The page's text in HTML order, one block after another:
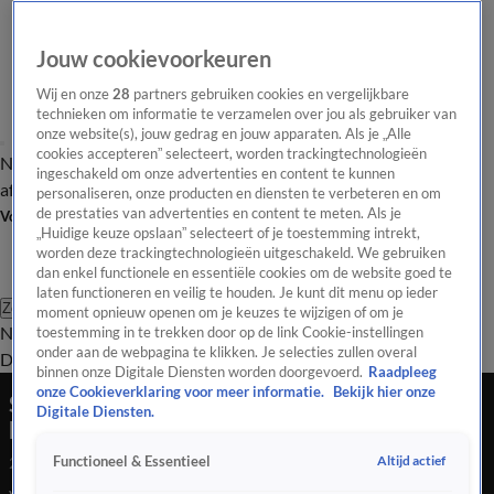
Nieuws van de DagOpinie van de Dag Onze categorieën Laatste
afleveringVideo's Nieuws van de Dag Podcast
Volg Nieuws van de Dag
Zoeken
Nieuws van de DagOpinie van de
Dag
Video'sUitzendingen PodcastPanelContact
Spanje zegt ‘genoeg’ tegen massatoerisme: 'Ik
heb hier buikpijn van'
20 mei 2025, 19:06
Jouw cookievoorkeuren
Wij en onze28 partners gebruiken cookies en vergelijkbare
technieken om informatie te verzamelen over jou als gebruiker van
onze website(s), jouw gedrag en jouw apparaten. Als je „Alle
cookies accepteren” selecteert, worden trackingtechnologieën
ingeschakeld om onze advertenties en content te kunnen
personaliseren, onze producten en diensten te verbeteren en om
de prestaties van advertenties en content te meten. Als je
„Huidige keuze opslaan” selecteert of je toestemming intrekt,
worden deze trackingtechnologieën uitgeschakeld. We gebruiken
dan enkel functionele en essentiële cookies om de website goed te
laten functioneren en veilig te houden. Je kunt dit menu op ieder
moment opnieuw openen om je keuzes te wijzigen of om je
toestemming in te trekken door op de link Cookie-instellingen
onder aan de webpagina te klikken. Je selecties zullen overal
binnen onze Digitale Diensten worden doorgevoerd. Raadpleeg
onze Cookieverklaring voor meer informatie.
Bekijk hier onze
Digitale Diensten.
Functioneel & Essentieel Altijd actief